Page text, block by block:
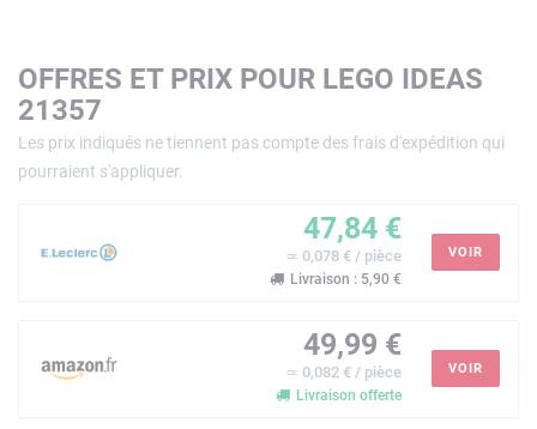
OFFRES ET PRIX POUR LEGO IDEAS
21357
Les prix indiqués ne tiennent pas compte des frais d'expédition qui
pourraient s'appliquer.
47,84 €
≃ 0,078 € / pièce
Livraison : 5,90 €
VOIR
49,99 €
≃ 0,082 € / pièce
Livraison offerte
VOIR